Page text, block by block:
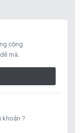
cộng
mà.
khoản ?